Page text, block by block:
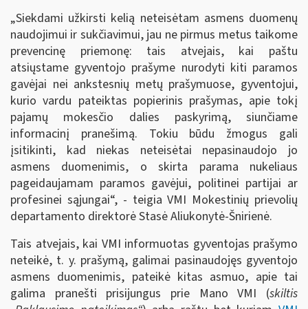
„Siekdami užkirsti kelią neteisėtam asmens duomenų
naudojimui ir sukčiavimui, jau ne pirmus metus taikome
prevencinę priemonę: tais atvejais, kai paštu
atsiųstame gyventojo prašyme nurodyti kiti paramos
gavėjai nei ankstesnių metų prašymuose, gyventojui,
kurio vardu pateiktas popierinis prašymas, apie tokį
pajamų mokesčio dalies paskyrimą, siunčiame
informacinį pranešimą. Tokiu būdu žmogus gali
įsitikinti, kad niekas neteisėtai nepasinaudojo jo
asmens duomenimis, o skirta parama nukeliaus
pageidaujamam paramos gavėjui, politinei partijai ar
profesinei sąjungai“, - teigia VMI Mokestinių prievolių
departamento direktorė Stasė Aliukonytė-Šnirienė.
Tais atvejais, kai VMI informuotas gyventojas prašymo
neteikė, t. y. prašymą, galimai pasinaudojęs gyventojo
asmens duomenimis, pateikė kitas asmuo, apie tai
galima pranešti prisijungus prie Mano VMI (skiltis